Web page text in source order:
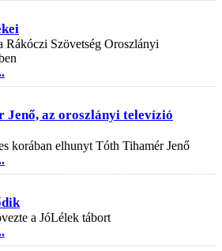
Rákóczi Szövetség Oroszlányi
Jenő, az oroszlányi televízió
korában elhunyt Tóth Tihamér Jenő
a JóLélek tábort